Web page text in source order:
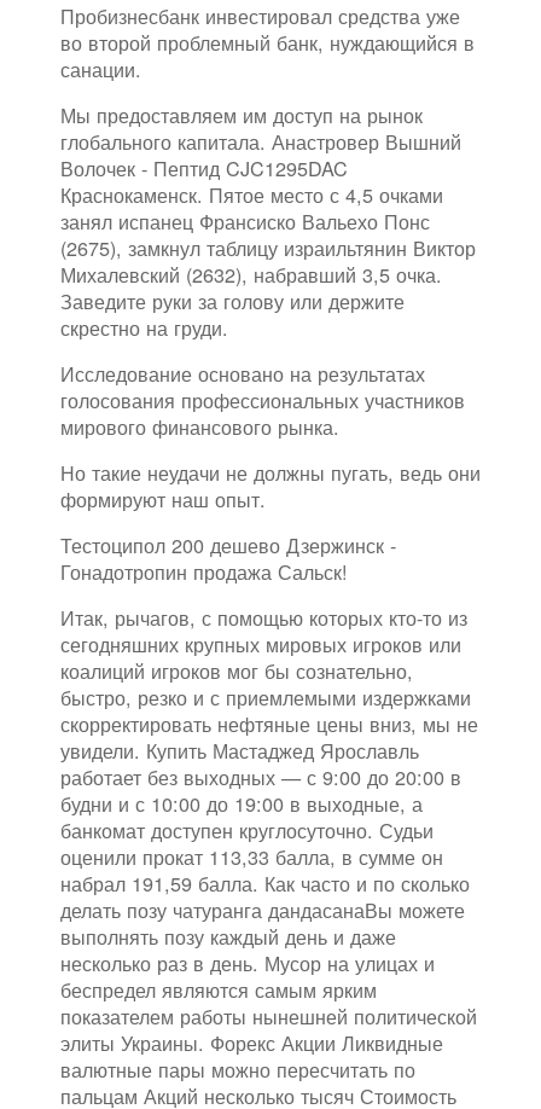
Пробизнесбанк инвестировал средства уже
во второй проблемный банк, нуждающийся в
санации.
Мы предоставляем им доступ на рынок
глобального капитала. Анастровер Вышний
Волочек - Пептид CJC1295DAC
Краснокаменск. Пятое место с 4,5 очками
занял испанец Франсиско Вальехо Понс
(2675), замкнул таблицу израильтянин Виктор
Михалевский (2632), набравший 3,5 очка.
Заведите руки за голову или держите
скрестно на груди.
Исследование основано на результатах
голосования профессиональных участников
мирового финансового рынка.
Но такие неудачи не должны пугать, ведь они
формируют наш опыт.
Тестоципол 200 дешево Дзержинск -
Гонадотропин продажа Сальск!
Итак, рычагов, с помощью которых кто-то из
сегодняшних крупных мировых игроков или
коалиций игроков мог бы сознательно,
быстро, резко и с приемлемыми издержками
скорректировать нефтяные цены вниз, мы не
увидели. Купить Мастаджед Ярославль
работает без выходных — с 9:00 до 20:00 в
будни и с 10:00 до 19:00 в выходные, а
банкомат доступен круглосуточно. Судьи
оценили прокат 113,33 балла, в сумме он
набрал 191,59 балла. Как часто и по сколько
делать позу чатуранга дандасанаВы можете
выполнять позу каждый день и даже
несколько раз в день. Мусор на улицах и
беспредел являются самым ярким
показателем работы нынешней политической
элиты Украины. Форекс Акции Ликвидные
валютные пары можно пересчитать по
пальцам Акций несколько тысяч Стоимость